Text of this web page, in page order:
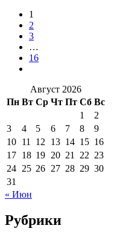
1
2
3
…
16
Август 2026
Пн Вт Ср Чт Пт Сб Вс
1
2
3
4 5 6 7 8
9
10 11 12 13 14 15 16
17 18 19 20 21 22 23
24 25 26 27 28 29 30
31
« Июн
Рубрики